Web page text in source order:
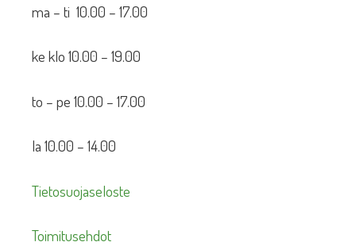
ma – ti 10.00 – 17.00
ke klo 10.00 – 19.00
to – pe 10.00 – 17.00
la 10.00 – 14.00
Tietosuojaseloste
Toimitusehdot